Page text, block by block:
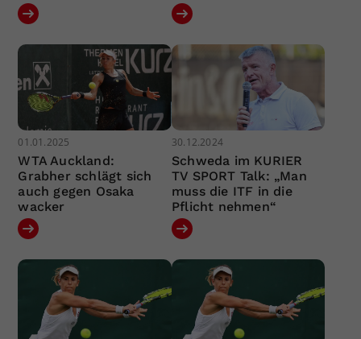
01.01.2025
WTA Auckland:
Grabher schlägt sich
auch gegen Osaka
wacker
30.12.2024
Schweda im KURIER
TV SPORT Talk: „Man
muss die ITF in die
Pflicht nehmen“